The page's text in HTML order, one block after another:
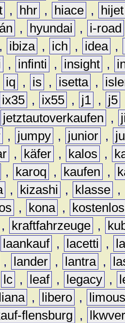
, hhr , hiace ,
hijet
, hyundai ,
i-road
, ibiza , ich , idea ,
, infinti , insight ,
iq , is , isetta ,
ix35 , ix55 , j1 , j5
jetztautoverkaufen ,
, jumpy , junior ,
, käfer , kalos ,
, karoq , kaufen ,
, kizashi , klasse ,
, kona ,
kostenlos
, kraftfahrzeuge ,
laankauf , lacetti ,
, lander , lantra ,
lc , leaf , legacy ,
liana , libero ,
flensburg ,